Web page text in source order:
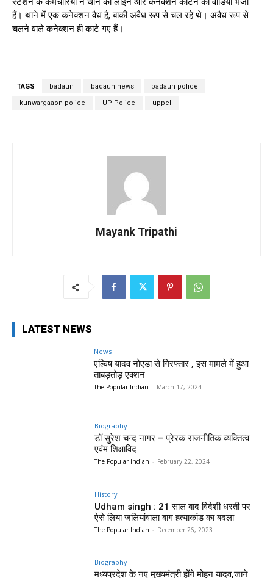
हैं। थाने में एक कनेक्शन वैध है, बाकी अवैध रूप से चल रहे थे। अवैध रूप से
चलने वाले कनेक्शन ही काटे गए हैं।
TAGS badaun badaun news badaun police
kunwargaaon police UP Police uppcl
Mayank Tripathi
LATEST NEWS
News
एल्विष यादव नोएडा से गिरफ्तार , इस मामले में हुआ
ताबड़तोड़ एक्शन
The Popular Indian - March 17, 2024
Biography
डॉ सुरेश चन्द नागर – प्रेरक राजनीतिक व्यक्तित्व
एवंम शिक्षाविद
The Popular Indian - February 22, 2024
History
Udham singh : 21 साल बाद विदेशी धरती पर
ऐसे लिया जलियांवाला बाग हत्याकांड का बदला
The Popular Indian - December 26, 2023
Biography
मध्यप्रदेश के नए मुख्यमंत्री होंगे मोहन यादव,जाने